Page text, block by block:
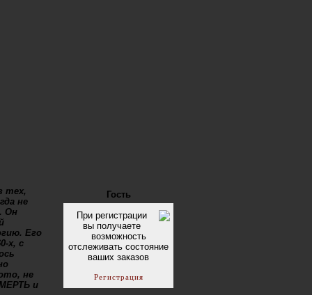
тех,
не
Он
Его
х, с
не
и
Гость
При регистрации
вы получаете
возможность
отслеживать состояние
ваших заказов
Регистрация